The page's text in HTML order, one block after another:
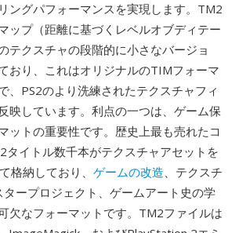
ングパフォーマンスを実現します。TM2
ップ（距離に基づくレベルオブディテー
テクスチャの段階的に小さなバージョ
おり、これはオリジナルのTIMフォーマ
、PS2のより洗練されたテクスチャフィ
映しています。利点の一つは、ゲーム保
ットの重要性です。歴史上最も売れたコ
タイトル数千本がテクスチャアセットを
格納しており、 ゲームの改造、テクスチ
ープロジェクト、ゲームアート史の学
欠なフォーマットです。TM2ファイルは